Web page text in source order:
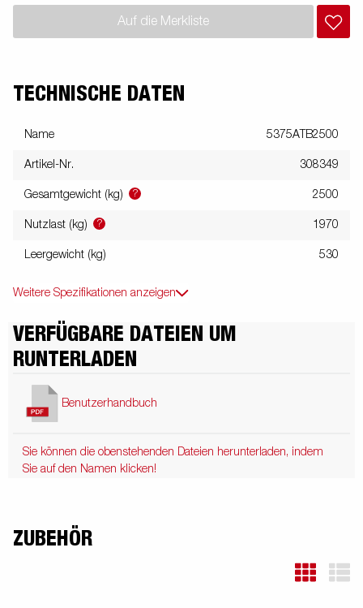
Auf die Merkliste
TECHNISCHE DATEN
Name 5375ATB2500
Artikel-Nr. 308349
Gesamtgewicht (kg) ? 2500
Nutzlast (kg) ? 1970
Leergewicht (kg) 530
Weitere Spezifikationen anzeigen
VERFÜGBARE DATEIEN UM
RUNTERLADEN
Benutzerhandbuch
Sie können die obenstehenden Dateien herunterladen, indem
Sie auf den Namen klicken!
ZUBEHÖR